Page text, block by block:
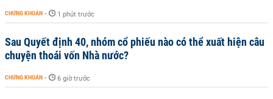
CHỨNG KHOÁN - 1 phút trước
Sau Quyết định 40, nhóm cổ phiếu nào có thể xuất hiện câu
chuyện thoái vốn Nhà nước?
CHỨNG KHOÁN - 6 giờ trước